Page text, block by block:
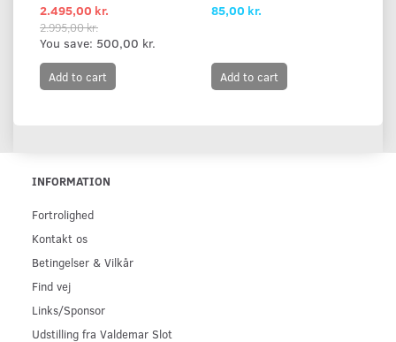
2.495,00 kr.
2.995,00 kr.
You save: 500,00 kr.
Add to cart
85,00 kr.
Add to cart
INFORMATION
Fortrolighed
Kontakt os
Betingelser & Vilkår
Find vej
Links/Sponsor
Udstilling fra Valdemar Slot